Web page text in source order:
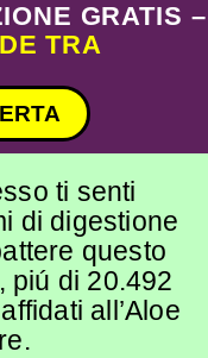
GRATIS –
TRA
ti senti
di digestione
questo
piú di 20.492
all’Aloe